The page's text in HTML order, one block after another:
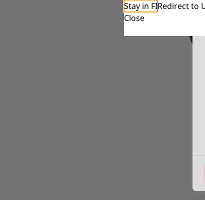
Stay in FIRedirect to
Close